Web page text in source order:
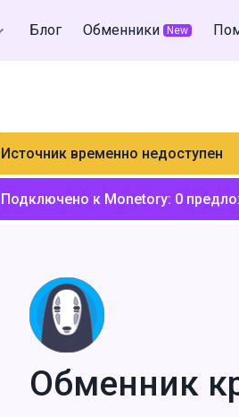
Блог Обменники New
Источник временно недоступен
Подключено к Monetory: 0
Обменник